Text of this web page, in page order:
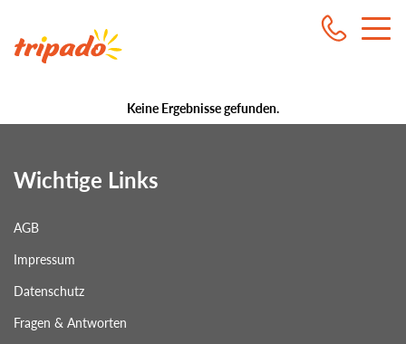
Keine Ergebnisse gefunden.
Wichtige Links
AGB
Impressum
Datenschutz
Fragen & Antworten